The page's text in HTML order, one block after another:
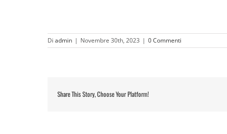
Di admin | Novembre 30th, 2023 | 0 Commenti
Share This Story, Choose Your Platform!